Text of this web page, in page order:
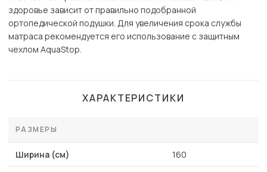
здоровье зависит от правильно подобранной
ортопедической подушки. Для увеличения срока службы
матраса рекомендуется его использование с защитным
чехлом AquaStop.
ХАРАКТЕРИСТИКИ
РАЗМЕРЫ
Ширина (см) 160